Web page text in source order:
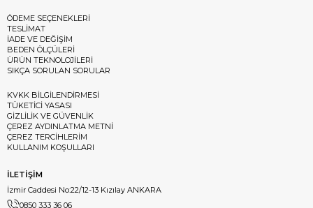
ÖDEME SEÇENEKLERİ
TESLİMAT
İADE VE DEĞİŞİM
BEDEN ÖLÇÜLERİ
ÜRÜN TEKNOLOJİLERİ
SIKÇA SORULAN SORULAR
KVKK BİLGİLENDİRMESİ
TÜKETİCİ YASASI
GİZLİLİK VE GÜVENLİK
ÇEREZ AYDINLATMA METNİ
ÇEREZ TERCİHLERİM
KULLANIM KOŞULLARI
İLETİŞİM
İzmir Caddesi No:22/12-13 Kızılay ANKARA
0850 333 36 06